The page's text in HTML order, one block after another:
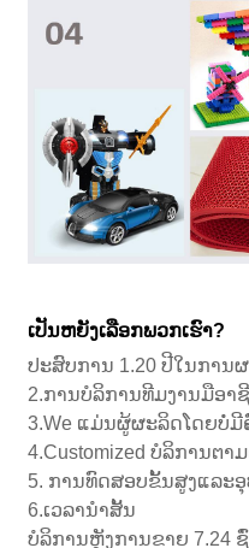
ເປັນຫຍັງເລືອກພວກເຮົາ?
ປະສົບການ 1.20 ປີໃນການຜ
2.ການບໍລິການທີມງານມືອາ
3.We ແມ່ນຜູ້ຜະລິດໂດຍບໍ່
4.Customized ບໍລິການຕ
5. ການທົດສອບຂັ້ນສູງແລະ
6.ເວລານໍາສັ້ນ
ບໍລິການຫຼັງການຂາຍ 7.24 ຊົ່